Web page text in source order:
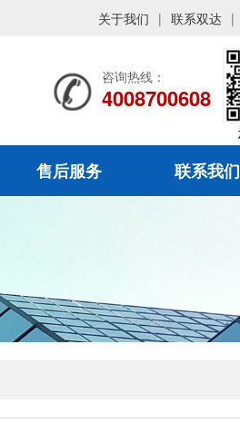
|
联系双达
|
关于我们
咨询热线：
4008700608
售后服务 联系我们